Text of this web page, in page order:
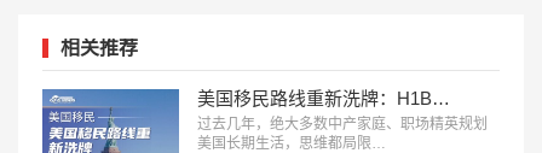
相关推荐
美国移民路线重新洗牌：H1B、L1、O1、EB1A、NIW、J2，哪条更适合你？
过去几年，绝大多数中产家庭、职场精英规划
美国长期生活，思维都局限…